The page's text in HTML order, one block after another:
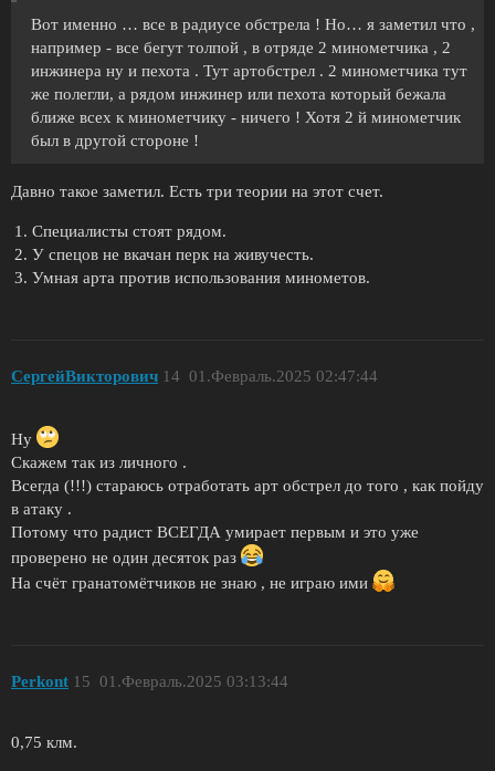
Вот именно … все в радиусе обстрела ! Но… я заметил что ,
например - все бегут толпой , в отряде 2 минометчика , 2
инжинера ну и пехота . Тут артобстрел . 2 минометчика тут
же полегли, а рядом инжинер или пехота который бежала
ближе всех к минометчику - ничего ! Хотя 2 й минометчик
был в другой стороне !
Давно такое заметил. Есть три теории на этот счет.
Специалисты стоят рядом.
У спецов не вкачан перк на живучесть.
Умная арта против использования минометов.
СeргeйВикторович 01.Февраль.2025 02:47:44
14
Ну
Скажем так из личного .
Всегда (!!!) стараюсь отработать арт обстрел до того , как пойду
в атаку .
Потому что радист ВСЕГДА умирает первым и это уже
проверено не один десяток раз
На счёт гранатомётчиков не знаю , не играю ими
Perkont 01.Февраль.2025 03:13:44
15
0,75 клм.